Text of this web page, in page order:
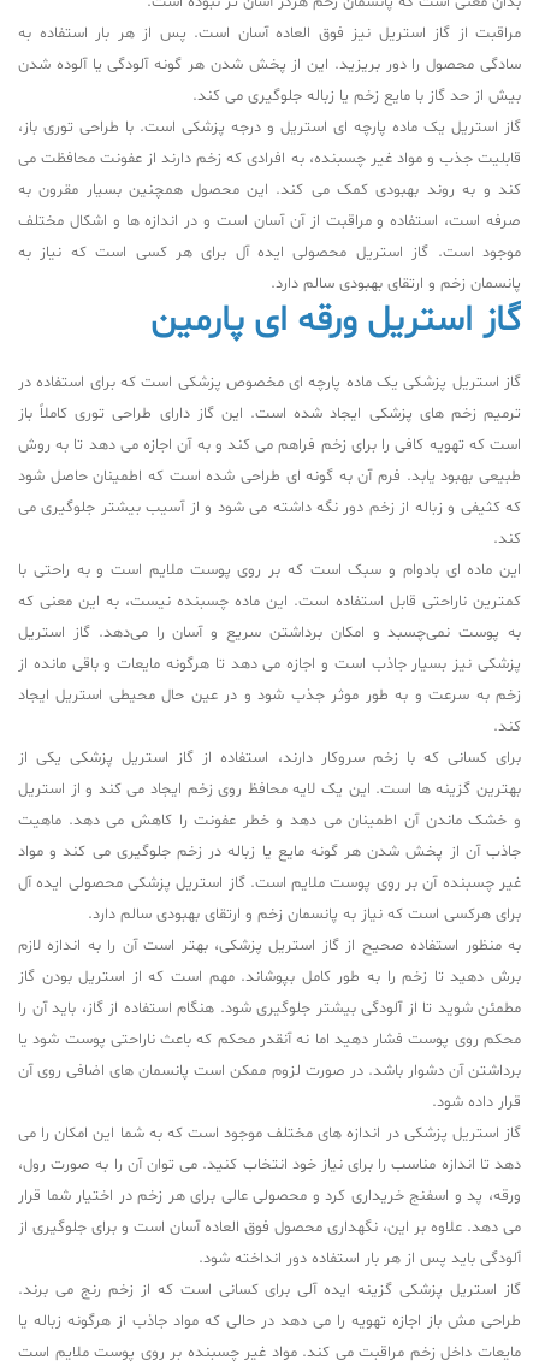
مراقبت از گاز استریل نیز فوق العاده آسان است. پس از هر بار استفاده به
سادگی محصول را دور بریزید. این از پخش شدن هر گونه آلودگی یا آلوده شدن
بیش از حد گاز با مایع زخم یا زباله جلوگیری می کند.
گاز استریل یک ماده پارچه ای استریل و درجه پزشکی است. با طراحی توری باز،
قابلیت جذب و مواد غیر چسبنده، به افرادی که زخم دارند از عفونت محافظت می
کند و به روند بهبودی کمک می کند. این محصول همچنین بسیار مقرون به
صرفه است، استفاده و مراقبت از آن آسان است و در اندازه ها و اشکال مختلف
موجود است. گاز استریل محصولی ایده آل برای هر کسی است که نیاز به
پانسمان زخم و ارتقای بهبودی سالم دارد.
گاز استریل ورقه ای پارمین
گاز استریل پزشکی یک ماده پارچه ای مخصوص پزشکی است که برای استفاده در
ترمیم زخم های پزشکی ایجاد شده است. این گاز دارای طراحی توری کاملاً باز
است که تهویه کافی را برای زخم فراهم می کند و به آن اجازه می دهد تا به روش
طبیعی بهبود یابد. فرم آن به گونه ای طراحی شده است که اطمینان حاصل شود
که کثیفی و زباله از زخم دور نگه داشته می شود و از آسیب بیشتر جلوگیری می
کند.
این ماده ای بادوام و سبک است که بر روی پوست ملایم است و به راحتی با
کمترین ناراحتی قابل استفاده است. این ماده چسبنده نیست، به این معنی که
به پوست نمی‌چسبد و امکان برداشتن سریع و آسان را می‌دهد. گاز استریل
پزشکی نیز بسیار جاذب است و اجازه می دهد تا هرگونه مایعات و باقی مانده از
زخم به سرعت و به طور موثر جذب شود و در عین حال محیطی استریل ایجاد
کند.
برای کسانی که با زخم سروکار دارند، استفاده از گاز استریل پزشکی یکی از
بهترین گزینه ها است. این یک لایه محافظ روی زخم ایجاد می کند و از استریل
و خشک ماندن آن اطمینان می دهد و خطر عفونت را کاهش می دهد. ماهیت
جاذب آن از پخش شدن هر گونه مایع یا زباله در زخم جلوگیری می کند و مواد
غیر چسبنده آن بر روی پوست ملایم است. گاز استریل پزشکی محصولی ایده آل
برای هرکسی است که نیاز به پانسمان زخم و ارتقای بهبودی سالم دارد.
به منظور استفاده صحیح از گاز استریل پزشکی، بهتر است آن را به اندازه لازم
برش دهید تا زخم را به طور کامل بپوشاند. مهم است که از استریل بودن گاز
مطمئن شوید تا از آلودگی بیشتر جلوگیری شود. هنگام استفاده از گاز، باید آن را
محکم روی پوست فشار دهید اما نه آنقدر محکم که باعث ناراحتی پوست شود یا
برداشتن آن دشوار باشد. در صورت لزوم ممکن است پانسمان های اضافی روی آن
قرار داده شود.
گاز استریل پزشکی در اندازه های مختلف موجود است که به شما این امکان را می
دهد تا اندازه مناسب را برای نیاز خود انتخاب کنید. می توان آن را به صورت رول،
ورقه، پد و اسفنج خریداری کرد و محصولی عالی برای هر زخم در اختیار شما قرار
می دهد. علاوه بر این، نگهداری محصول فوق العاده آسان است و برای جلوگیری از
آلودگی باید پس از هر بار استفاده دور انداخته شود.
گاز استریل پزشکی گزینه ایده آلی برای کسانی است که از زخم رنج می برند.
طراحی مش باز اجازه تهویه را می دهد در حالی که مواد جاذب از هرگونه زباله یا
مایعات داخل زخم مراقبت می کند. مواد غیر چسبنده بر روی پوست ملایم است